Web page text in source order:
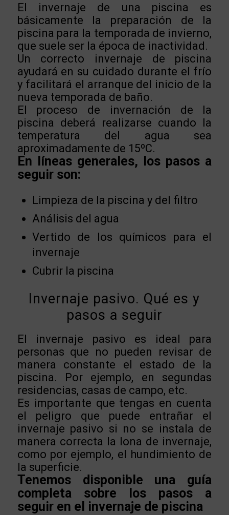
El invernaje de una piscina es
básicamente la preparación de la
piscina para la temporada de invierno,
que suele ser la época de inactividad.
Un correcto invernaje de piscina
ayudará en su cuidado durante el frío
y facilitará el arranque del inicio de la
nueva temporada de baño.
El proceso de invernación de la
piscina deberá realizarse cuando la
temperatura del agua sea
aproximadamente de 15ºC.
En líneas generales, los pasos a
seguir son:
Limpieza de la piscina y del filtro
Análisis del agua
Vertido de los químicos para el
invernaje
Cubrir la piscina
Invernaje pasivo. Qué es y
pasos a seguir
El invernaje pasivo es ideal para
personas que no pueden revisar de
manera constante el estado de la
piscina. Por ejemplo, en segundas
residencias, casas de campo, etc.
Es importante que tengas en cuenta
el peligro que puede entrañar el
invernaje pasivo si no se instala de
manera correcta la lona de invernaje,
como por ejemplo, el hundimiento de
la superficie.
Tenemos disponible una guía
completa sobre los pasos a
seguir en el invernaje de piscina